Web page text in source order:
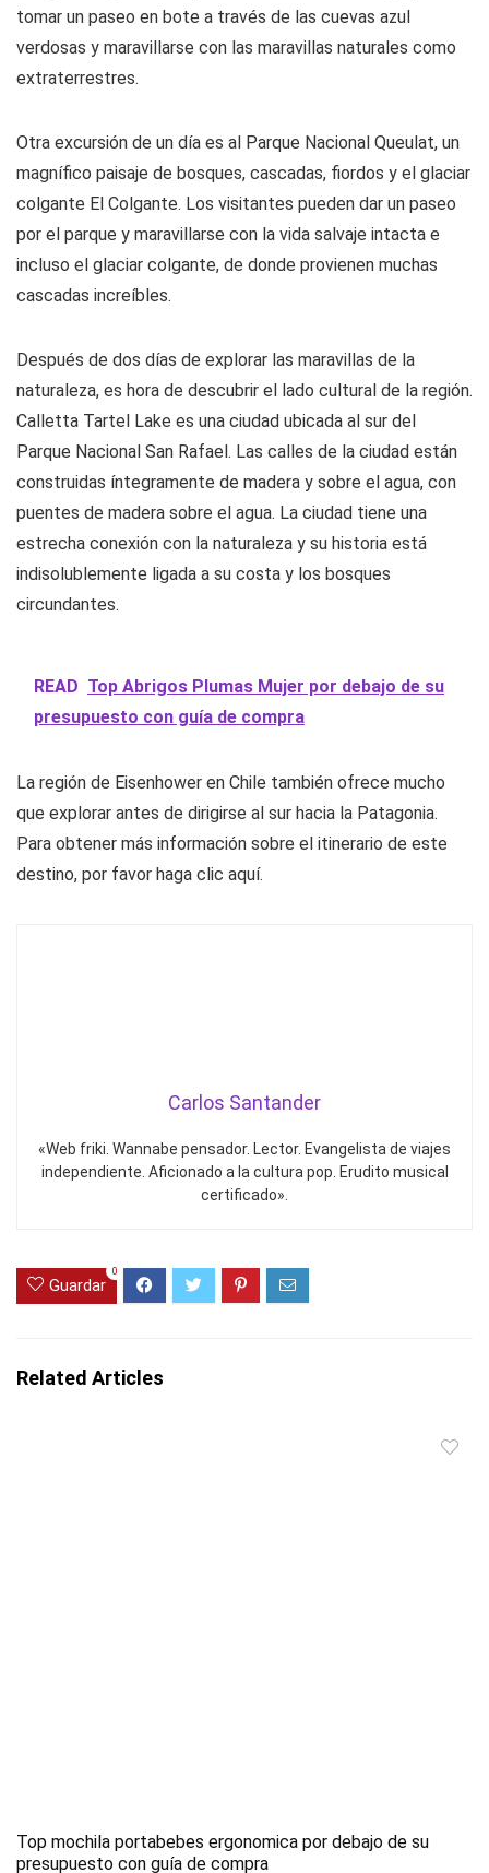
tomar un paseo en bote a través de las cuevas azul
verdosas y maravillarse con las maravillas naturales como
extraterrestres.
Otra excursión de un día es al Parque Nacional Queulat, un
magnífico paisaje de bosques, cascadas, fiordos y el glaciar
colgante El Colgante. Los visitantes pueden dar un paseo
por el parque y maravillarse con la vida salvaje intacta e
incluso el glaciar colgante, de donde provienen muchas
cascadas increíbles.
Después de dos días de explorar las maravillas de la
naturaleza, es hora de descubrir el lado cultural de la región.
Calletta Tartel Lake es una ciudad ubicada al sur del
Parque Nacional San Rafael. Las calles de la ciudad están
construidas íntegramente de madera y sobre el agua, con
puentes de madera sobre el agua. La ciudad tiene una
estrecha conexión con la naturaleza y su historia está
indisolublemente ligada a su costa y los bosques
circundantes.
READ Top Abrigos Plumas Mujer por debajo de su
presupuesto con guía de compra
La región de Eisenhower en Chile también ofrece mucho
que explorar antes de dirigirse al sur hacia la Patagonia.
Para obtener más información sobre el itinerario de este
destino, por favor haga clic aquí.
Carlos Santander
«Web friki. Wannabe pensador. Lector. Evangelista de viajes
independiente. Aficionado a la cultura pop. Erudito musical
certificado».
Guardar
0
Related Articles
Top mochila portabebes ergonomica por debajo de su
presupuesto con guía de compra